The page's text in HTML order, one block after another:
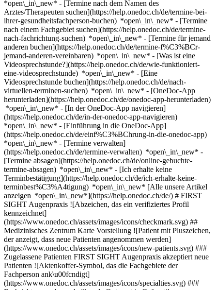
*open\_in\_new* - [Termine nach dem Namen des
Arztes/Therapeuten suchen](https://help.onedoc.ch/de/termine-bei-
ihrer-gesundheitsfachperson-buchen) *open\_in\_new* - [Termine
nach einem Fachgebiet suchen](https://help.onedoc.ch/de/termine-
nach-fachrichtung-suchen) *open\_in\_new* - [Termine für jemand
anderen buchen](https://help.onedoc.ch/de/termine-f%C3%BCr-
jemand-anderen-vereinbaren) *open\_in\_new* - [Was ist eine
Videosprechstunde?](https://help.onedoc.ch/de/wie-funktioniert-
eine-videosprechstunde) *open\_in\_new* - [Eine
Videosprechstunde buchen](https://help.onedoc.ch/de/nach-
virtuellen-terminen-suchen) *open\_in\_new* - [OneDoc-App
herunterladen](https://help.onedoc.ch/de/onedoc-app-herunterladen)
*open\_in\_new* - [In der OneDoc-App navigieren]
(https://help.onedoc.ch/de/in-der-onedoc-app-navigieren)
*open\_in\_new* - [Einführung in die OneDoc-App]
(https://help.onedoc.ch/de/einf%C3%BChrung-in-die-onedoc-app)
*open\_in\_new* - [Termine verwalten](https://help.onedoc.ch/de/termine-verwalten) *open\_in\_new* - [Termine absagen](https://help.onedoc.ch/de/online-gebuchte-termine-absagen) *open\_in\_new* - [Ich erhalte keine Terminbestätigung](https://help.onedoc.ch/de/ich-erhalte-keine-terminbest%C3%A4tigung) *open\_in\_new* [Alle unsere Artikel anzeigen *open\_in\_new*](https://help.onedoc.ch/de/) # FIRST SIGHT Augenpraxis ![Abzeichen, das ein verifiziertes Profil kennzeichnet](https://www.onedoc.ch/assets/images/icons/checkmark.svg) ## Medizinisches Zentrum Karte Vorstellung ![Patient mit Pluszeichen, der anzeigt, dass neue Patienten angenommen werden](https://www.onedoc.ch/assets/images/icons/new-patients.svg) ### Zugelassene Patienten FIRST SIGHT Augenpraxis akzeptiert neue Patienten ![Aktenkoffer-Symbol, das die Fachgebiete der Fachperson ank\u00fcndigt](https://www.onedoc.ch/assets/images/icons/specialties.svg) ### Fachrichtungen Augenheilkunde Optometrie Orthoptik [*arrow\_drop\_down*Mehr anzeigen](https://www.onedoc.ch) ![Mikroskop-Symbol, das die Expertisen der Fachperson ank\u00fcndigt](https://www.onedoc.ch/assets/images/icons/expertises.svg) ### Expertisen Augencheck | Untersuchung der Sehkraft | Visustest Brille Gesichtsfeld Katarakt | Grauer Star Keratokonus | Hornhautkegel Konjunktivitis | Bindehautentzündung Kontaktlinsen Kurzsichtigkeit | Myopie Presbyopie | Alterssichtigkeit Sehstörung [*arrow\_drop\_down*Mehr anzeigen](https://www.onedoc.ch) ![Standortmarker, der Karte und Zugangsinformationen zur Praxis anzeigt](https://www.onedoc.ch/assets/images/icons/map.svg) ### Karte und Anreiseinformationen #### FIRST SIGHT Augenpraxis Bahnhofplatz 9 8001 Zürich #### Website [Zur Website *open\_in\_new*](https://www.first-sight.ch/) ![Dokument-Symbol, das die Vorstellung der Praxis ankündigt](https://www.onedoc.ch/assets/images/icons/presentation.svg) ### Vorstellung der Einrichtung Die First Sight Augenpraxis in Zürich bietet moderne augenärztliche Versorgung direkt am Bahnhofplatz. Unser erfahrenes Team aus Fachärztinnen und Fachärzten für Augenheilkunde betreut Patientinnen und Patienten individuell und mit höchster Sorgfalt. Die Praxis ist spezialisiert auf Vorsorgeuntersuchungen, Diagnostik und Behandlung verschiedenster Augenerkrankungen wie Grauer und Grüner Star, Makuladegeneration sowie Netzhaut- und Hornhautveränderungen. Zudem bieten wir Sehschärfenprüfungen, Kontaktlinsenanpassungen und Beratung zu Sehhilfen an. Dank moderner Geräte und digitaler Technologien ermöglichen wir präzise Diagnosen und schonende Behandlungen. Die persönliche Betreuung und das Wohlbefinden unserer Patientinnen und Patienten stehen bei uns im Zentrum. First Sight legt grossen Wert auf eine klare Kommunikation und nimmt sich Zeit für eine umfassende Aufklärung. Unsere zentrale Lage in Zürich sowie die gute Erreichbarkeit machen die Praxis ideal für Berufstätige und Pendelnde. [*arrow\_drop\_down*Mehr anzeigen](https://www.onedoc.ch) [](https://assets.onedoc.ch/images/entities/cff0f6e04f890dacee9641c7eb7e841b3b45a6da47cf10d547baedf73ec230a2.png)[![FIRST SIGHT Augenpraxis, Medizinisches Zentrum in Zürich](https://assets.onedoc.ch/images/entities/eba831f1691cb0108e93a3fccfd28ef490edcc919b09fd95ff5e8eddb423fd8f-small.jpg "FIRST SIGHT Augenpraxis, Medizinisches Zentrum in Zürich")](https://assets.onedoc.ch/images/entities/eba831f1691cb0108e93a3fccfd28ef490edcc919b09fd95ff5e8eddb423fd8f.jpg)[![FIRST SIGHT Augenpraxis, Medizinisches Zentrum in Zürich](https://assets.onedoc.ch/images/entities/c8c799ed40b511def582f84d3a0433df2fd79b6773c5da271f00aee4230fa2b8-small.jpg "FIRST SIGHT Augenpraxis, Medizinisches Zentrum in Zürich")](https://assets.onedoc.ch/images/entities/c8c799ed40b511def582f84d3a0433df2fd79b6773c5da271f00aee4230fa2b8.jpg)[![FIRST SIGHT Augenpraxis, Medizinisches Zentrum in Zürich](https://assets.onedoc.ch/images/entities/d3449ac621477212cb95b2422365c6a2e0dba750d303293790f03b299c38221c-small.jpg "FIRST SIGHT Augenpraxis, Medizinisches Zentrum in Zürich")](https://assets.onedoc.ch/images/entities/d3449ac621477212cb95b2422365c6a2e0dba750d303293790f03b299c38221c.jpg)[![FIRST SIGHT Augenpraxis, Medizinisches Zentrum in Zürich](https://assets.onedoc.ch/images/entities/4cc27c0e035f2c983249a5895d4182d0fa3c2c1ad88e7102e01e016cc729ba1f-small.jpg "FIRST SIGHT Augenpraxis, Medizinisches Zentrum in Zürich")](https://assets.onedoc.ch/images/entities/4cc27c0e035f2c983249a5895d4182d0fa3c2c1ad88e7102e01e016cc729ba1f.jpg)[![FIRST SIGHT Augenpraxis, Medizinisches Zentrum in Zürich](https://assets.onedoc.ch/images/entities/6664b3316f1d8917824b210f952218619594b1d92dba5eb77141303f8f9eb579-small.jpg "FIRST SIGHT Augenpraxis, Medizinisches Zentrum in Zürich")](https://assets.onedoc.ch/images/entities/6664b3316f1d8917824b210f952218619594b1d92dba5eb77141303f8f9eb579.jpg)[![FIRST SIGHT Augenpraxis, Medizinisches Zentrum in Zürich](https://assets.onedoc.ch/images/entities/aeb80d749890826f1bdefc606cd7b3412f4848c5fa68ce354a8940dd39ddf7c2-small.jpg "FIRST SIGHT Augenpraxis, Medizinisches Zentrum in Zürich")](https://assets.onedoc.ch/images/entities/aeb80d749890826f1bdefc606cd7b3412f4848c5fa68ce354a8940dd39ddf7c2.jpg)[![FIRST SIGHT Augenpraxis, Medizinisches Zentrum in Zürich](https://assets.onedoc.ch/images/entities/a41fefc9fad4d42b8794ab61a151251719143a1114a8b14b18d6c35a2cb203ee-small.jpg "FIRST SIGHT Augenpraxis, Medizinisches Zentrum in Zürich")](https://assets.onedoc.ch/images/entities/a41fefc9fad4d42b8794ab61a151251719143a1114a8b14b18d6c35a2cb203ee.jpg)[![FIRST SIGHT Augenpraxis, Medizinisches Zentrum in Zürich](https://assets.onedoc.ch/images/entities/7d1b17be6287f641ec8034c385298a604186b7481e3b3a8365663e8fd4daa31e-small.jpg "FIRST SIGHT Augenpraxis, Medizinisches Zentrum in Zürich")](https://assets.onedoc.ch/images/entities/7d1b17be6287f641ec8034c385298a604186b7481e3b3a8365663e8fd4daa31e.jpg)[![FIRST SIGHT Augenpraxis, Medizinisches Zentrum in Zürich](https://assets.onedoc.ch/images/entities/c9d2843d60fd2e0d008525bd404160cbe2831a138afb0c5d1cc40767d666eef7-small.jpg "FIRST SIGHT Augenpraxis, Medizinisches Zentrum in Zürich")](https://assets.onedoc.ch/images/entities/c9d2843d60fd2e0d008525bd404160cbe2831a138afb0c5d1cc40767d666eef7.jpg)[![FIRST SIGHT Augenpraxis, Medizinisches Zentrum in Zürich](https://assets.onedoc.ch/images/entities/56fa9f9c4310898b6bd6d4ddd7b612ba869fc24fd52b9bd4fb3395d80e732dfa-small.jpg "FIRST SIGHT Augenpraxis, Medizinisches Zentrum in Zürich")](https://assets.onedoc.ch/images/entities/56fa9f9c4310898b6bd6d4ddd7b612ba869fc24fd52b9bd4fb3395d80e732dfa.jpg)[![FIRST SIGHT Augenpraxis, Medizinisches Zentrum in Zürich](https://assets.onedoc.ch/images/entities/c13295229495548dfdeeb4362102101cbae9aaf3389f737e3ef92f43d5f99683-small.jpg "FIRST SIGHT Augenpraxis, Medizinisches Zentrum in Zürich")](https://assets.onedoc.ch/images/entities/c13295229495548dfdeeb4362102101cbae9aaf3389f737e3ef92f43d5f99683.jpg) ![Sprechblasen-Symbol, das den FAQ-Bereich ank\u00fcndigt](https://www.onedoc.ch/assets/images/icons/faq.svg) ### FAQ *expand\_more* *keyboard\_arrow\_right* ## Wie lautet die Adresse von FIRST SIGHT Augenpraxis? FIRST SIGHT Augenpraxis empfängt Patienten hier: Bahnhofplatz 9, 8001 Zürich. * * * *keyboard\_arrow\_right* ## Was ist die Adresse der Website von FIRST SIGHT Augenpraxis? Die Website von FIRST SIGHT Augenpraxis können Sie unter [https://www.first-sight.ch/ *open\_in\_new*](https://www.first-sight.ch/) aufrufen. * * * *keyboard\_arrow\_right* ## Wie lautet die Telefonnummer von FIRST SIGHT Augenpraxis? Die Telefonnummer von FIRST SIGHT Augenpraxis lautet [044 442 04 05](tel:+41444420405). * * * *keyboard\_arrow\_right* ## Welche Fachrichtungen werden in FIRST SIGHT Augenpraxis praktiziert? FIRST SIGHT Augenpraxis bietet Beratungen/ Behandlungen in [Augenheilkunde](https://www.onedoc.ch/de/augenarzt/zurich), [Optometrie](https://www.onedoc.ch/de/optometrist/zurich) und [Orthoptik](https://www.onedoc.ch/de/orthoptist/zurich) an. * * * *keyboard\_arrow\_right* ## Was sind die Expertisen von FIRST SIGHT Augenpraxis? Die Expertisen von FIRST SIGHT Augenpraxis sind: [Augencheck | Untersuchung der Sehkraft | Visustest](https://www.onedoc.ch/de/augencheck-untersuchung-der-sehkraft-visustest/zurich), [Brille](https://www.onedoc.ch/de/brille/zurich), [Gesichtsfeld](https://www.onedoc.ch/de/gesichtsfeld/zurich), [Katarakt | Grauer Star](https://www.onedoc.ch/de/katarakt-grauer-star/zurich), [Keratokonus | Hornhautkegel](https://www.onedoc.ch/de/keratokonus-hornhautkegel/zurich), [Konjunktivitis | Bindehautentzündung](https://www.onedoc.ch/de/konjunktivitis-bindehautentzundung/zurich), [Kontaktlinsen](https://www.onedoc.ch/de/kontaktlinsen/zurich), [Kurzsichtigkeit | Myopie](https://www.onedoc.ch/de/kurzsichtigkeit-myopie/zurich), [Presbyopie | Alterssichtigkeit](https://www.onedoc.ch/de/presbyopie-alterssichtigkeit/zurich) und [Sehstörung](https://www.onedoc.ch/de/sehstorung/zurich). * * * *keyboard\_arrow\_right* ## Nimmt FIRST SIGHT Augenpraxis neue Patienten auf? Ja, FIRST SIGHT Augenpraxis nimmt neue Patienten an. Um einen Termin zu vereinbaren, können neue Patienten einfach online über OneDoc buchen. * * * *keyboard\_arrow\_right* ## Welche Sprachen werden in FIRST SIGHT Augenpraxis gesprochen? FIRST SIGHT Augenpraxis bietet Beratungen/ Behandlungen in Deutsch, Albanisch und Englisch an. 1. [OneDoc](https://www.onedoc.ch/de/)/ 2. [Medizinisches Zentrum](https://www.onedoc.ch/de/medizinisches-zentrum)/ 3. [Kanton Zürich](https://www.onedoc.ch/de/medizinisches-zentrum/kanton-zurich)/ 4. [Zürich](https://www.onedoc.ch/de/medizinisches-zentrum/zurich)/ 5. FIRST SIGHT Augenpraxis ### Termin buchen bei FIRST SIGHT Augenpraxis Füllen Sie die folgenden Felder aus *check* Fachrichtung Augenheilkunde Augenheilkunde Wählen Sie eine Fachrichtung * * * 2 Behandlungsgrund Wählen Sie Ihren Behandlungsgrund * * * *touch\_app* Wählen Sie einen Termin *chevron\_left*